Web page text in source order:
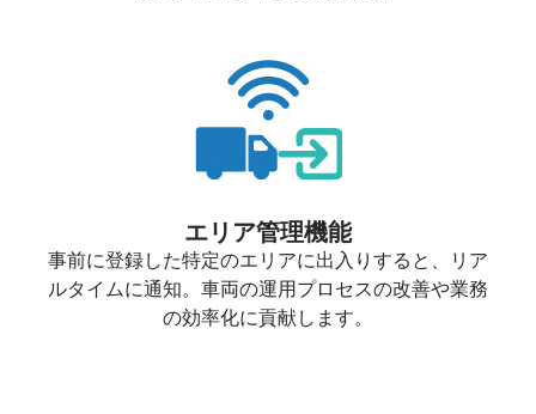
エリア管理機能
事前に登録した特定のエリアに出入りすると、リア
ルタイムに通知。車両の運用プロセスの改善や業務
の効率化に貢献します。